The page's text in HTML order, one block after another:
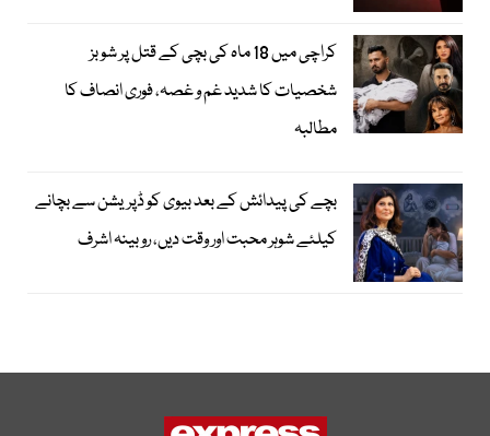
کراچی میں 18 ماہ کی بچی کے قتل پر شوبز
شخصیات کا شدید غم و غصہ، فوری انصاف کا
مطالبہ
بچے کی پیدائش کے بعد بیوی کو ڈپریشن سے بچانے
کیلئے شوہر محبت اور وقت دیں، روبینہ اشرف